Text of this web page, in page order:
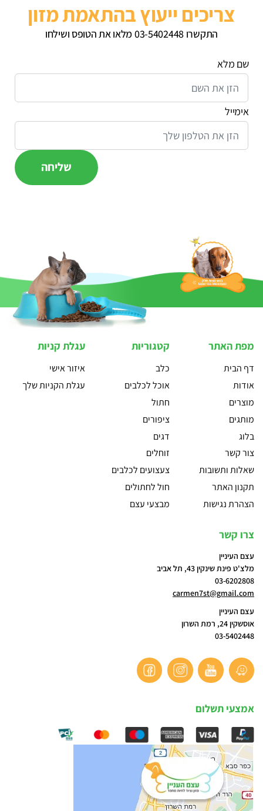
צריכים ייעוץ בהתאמת מזון
התקשרו 03-5402448 מלאו את הטופס ושילחו
שם מלא
אימייל
מפת האתר
דף הבית
אודות
מוצרים
מותגים
בלוג
צור קשר
שאלות ותשובות
תקנון האתר
הצהרת נגישות
קטגוריות
כלב
אוכל לכלבים
חתול
ציפורים
דגים
זוחלים
צעצועים לכלבים
חול לחתולים
מבצעי עצם
עגלת קניות
איזור אישי
עגלת הקניות שלך
צרו קשר
עצם העיניין
מלצ'ט פינת שינקין 43, תל אביב
03-6202808
carmen7st@gmail.com
עצם העיניין
אוסשקין 24, רמת השרון
03-5402448
אמצעי תשלום